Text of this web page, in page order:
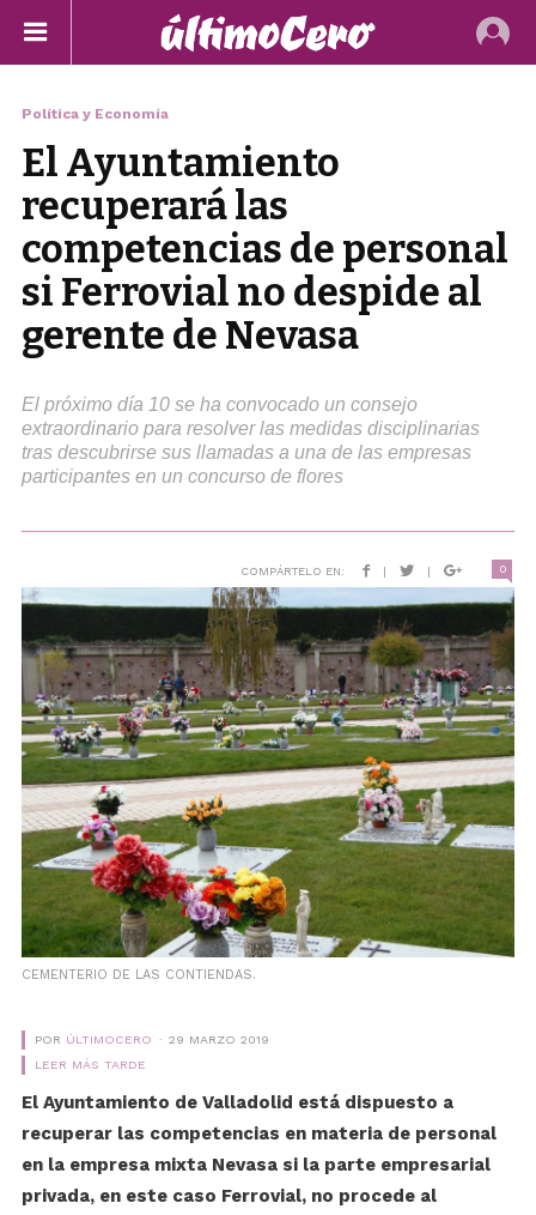
Política y Economía
El Ayuntamiento
recuperará las
competencias de personal
si Ferrovial no despide al
gerente de Nevasa
El próximo día 10 se ha convocado un consejo
extraordinario para resolver las medidas disciplinarias
tras descubrirse sus llamadas a una de las empresas
participantes en un concurso de flores
COMPÁRTELO EN: | | 0
CEMENTERIO DE LAS CONTIENDAS.
POR ÚLTIMOCERO
29 MARZO 2019
LEER MÁS TARDE
El Ayuntamiento de Valladolid está dispuesto a
recuperar las competencias en materia de personal
en la empresa mixta Nevasa si la parte empresarial
privada, en este caso Ferrovial, no procede al